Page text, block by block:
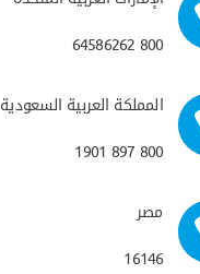
800 64586262
المملكة العربية السعودية
800 897 1901
مصر
16146